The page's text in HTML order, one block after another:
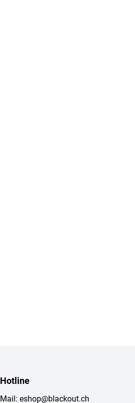
Hotline
Mail: eshop@blackout.ch